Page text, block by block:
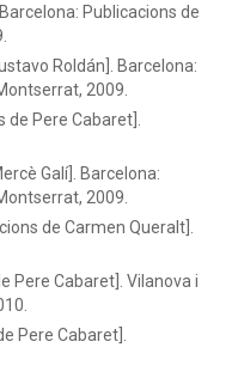
Barcelona: Publicacions de
Roldán]. Barcelona:
2009.
de Pere Cabaret].
Galí]. Barcelona:
2009.
de Carmen Queralt].
Pere Cabaret]. Vilanova i
Pere Cabaret].